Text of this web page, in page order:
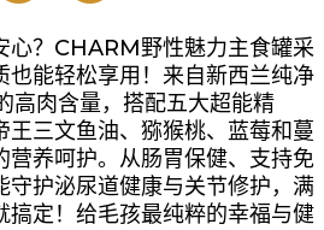
心？CHARM野性魅力主食罐采
也能轻松享用！来自新西兰纯净
高肉含量，搭配五大超能精
王三文鱼油、猕猴桃、蓝莓和蔓
营养呵护。从肠胃保健、支持免
守护泌尿道健康与关节修护，满
搞定！给毛孩最纯粹的幸福与健